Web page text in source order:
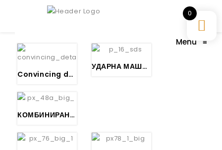
Menu ≡
Convincing details
УДАРНА МАШИНА ЗА БУШЕЊЕ БЕТОН, SDS plus – DUSS P 16 SDS
КОМБИНИРАНА УДАРНА МАШИНА ЗА БУШЕЊЕ БЕТОН, SDS max – DUSS PX 48 A
0